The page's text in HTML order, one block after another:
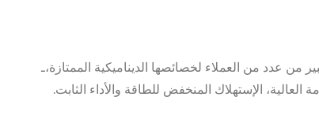
من عدد من العملاء لخصائصها الديناميكية الممتازة،ـ
العالية، الإستهلاك المنخفض للطاقة والأداء الثابت.